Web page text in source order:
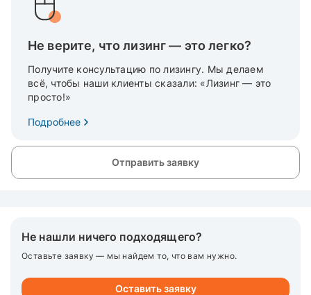
Не верите, что лизинг — это легко?
Получите консультацию по лизингу. Мы делаем
всё, чтобы наши клиенты сказали: «Лизинг — это
просто!»
Подробнее
Отправить заявку
Не нашли ничего подходящего?
Оставьте заявку — мы найдем то, что вам нужно.
Оставить заявку